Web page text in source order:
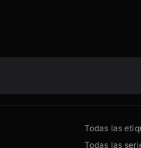
Todas las
Todas las